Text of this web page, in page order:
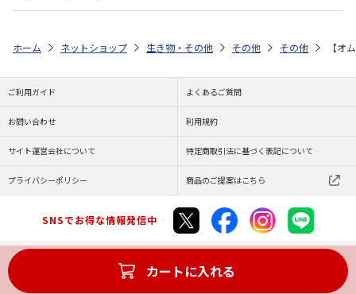
カートに入れる
ホーム ネットショップ 生き物・その他 その他 その他 【オ
ご利用ガイド よくあるご質問
お問い合わせ 利用規約
サイト運営会社について 特定商取引法に基づく表記について
プライバシーポリシー 商品のご提案はこちら
SNSでお得な情報発信中